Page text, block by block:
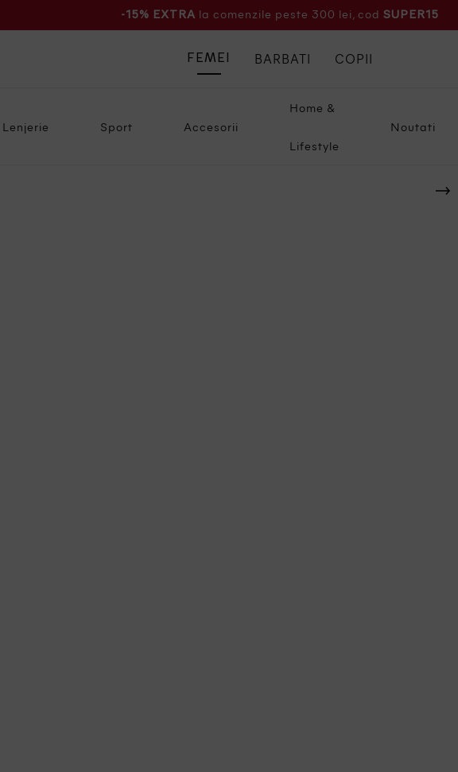
-15% EXTRA la comenzile peste 300 lei, cod SUPER15
Lenjerie Sport Accesorii
Home &
Lifestyle
Noutati
FEMEI BARBATI COPII